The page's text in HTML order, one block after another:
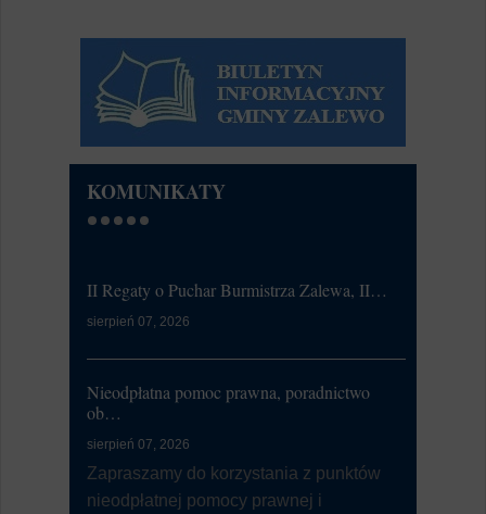
KOMUNIKATY
II Regaty o Puchar Burmistrza Zalewa, II…
sierpień 07, 2026
Nieodpłatna pomoc prawna, poradnictwo
ob…
sierpień 07, 2026
Zapraszamy do korzystania z punktów
nieodpłatnej pomocy prawnej i